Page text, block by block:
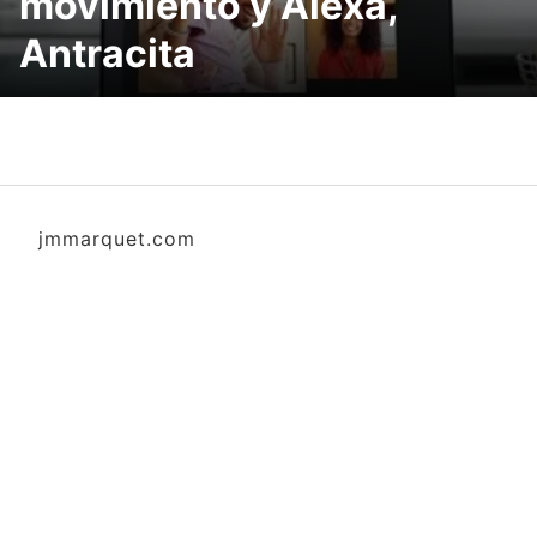
Antracita
jmmarquet.com